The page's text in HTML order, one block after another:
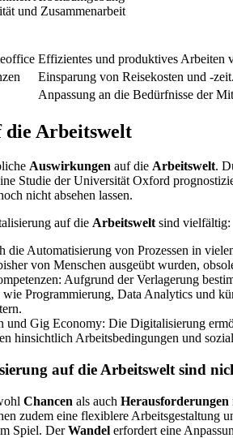
und Zusammenarbeit
Effizientes und produktives Arbeiten
Einsparung von Reisekosten und -
Anpassung an die Bedürfnisse der
die Arbeitswelt
Auswirkungen auf die Arbeitswelt.
Studie der Universität Oxford
nicht absehen lassen.
auf die Arbeitswelt sind vielfältig:
die Automatisierung von Prozessen in
von Menschen ausgeübt wurden,
Aufgrund der Verlagerung
Programmierung, Data Analytics und
und Gig Economy: Die Digitalisierung
hinsichtlich Arbeitsbedingungen und
auf die Arbeitswelt sind
Chancen als auch Herausforderungen
zudem eine flexiblere Arbeitsgestaltung
Spiel. DerWandel erfordert eine